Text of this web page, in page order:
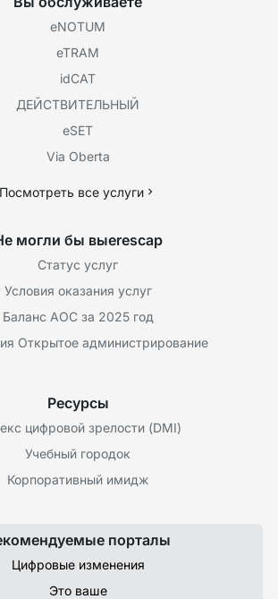
eNOTUM
eTRAM
idCAT
ДЕЙСТВИТЕЛЬНЫЙ
eSET
Via Oberta
Посмотреть все услуги
могли бы выeresсар
Статус услуг
Условия оказания услуг
Баланс AOC за 2025 год
Открытое администрирование
Ресурсы
цифровой зрелости (DMI)
Учебный городок
Корпоративный имидж
порталы
Цифровые изменения
Это ваше